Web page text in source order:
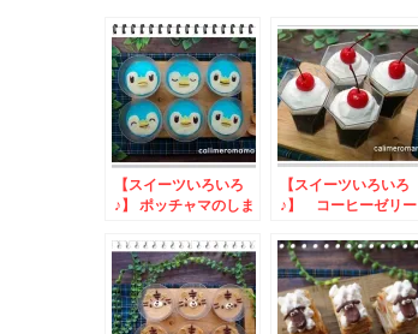
【スイーツいろいろ
♪】 ポッチャマのしま
【スイーツいろいろ
♪】 コーヒーゼリー